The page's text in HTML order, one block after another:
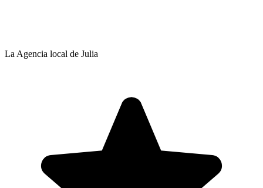
La Agencia local de Julia